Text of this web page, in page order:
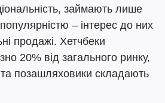
займають лише
– інтерес до них
продажі. Хетчбеки
20% від загального ринку,
та позашляховики складають